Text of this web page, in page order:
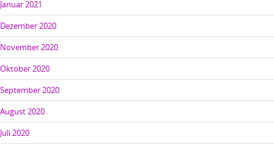
Januar 2021
Dezember 2020
November 2020
Oktober 2020
September 2020
August 2020
Juli 2020